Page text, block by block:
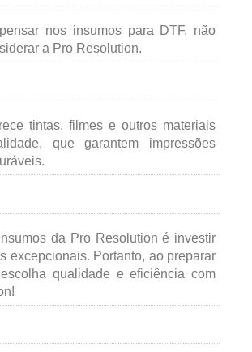
nos insumos para DTF, não
a Pro Resolution.
tintas, filmes e outros materiais
que garantem impressões
da Pro Resolution é investir
excepcionais. Portanto, ao preparar
qualidade e eficiência com